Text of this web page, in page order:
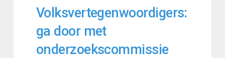
Volksvertegenwoordigers:
ga door met
onderzoekscommissie